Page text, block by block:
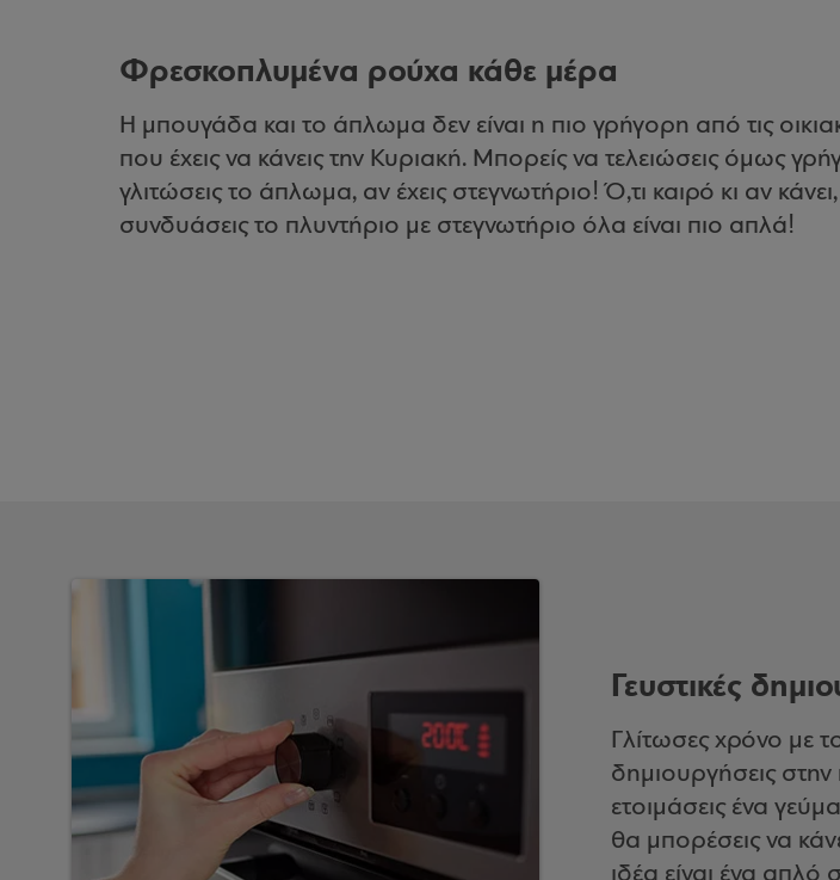
Φρεσκοπλυμένα ρούχα κάθε μέρα
Η μπουγάδα και το άπλωμα δεν είναι η πιο γρήγορη από τις
που έχεις να κάνεις την Κυριακή. Μπορείς να τελειώσεις όμως
γλιτώσεις το άπλωμα, αν έχεις στεγνωτήριο! Ό,τι καιρό κι αν
συνδυάσεις το πλυντήριο με στεγνωτήριο όλα είναι πιο απλά!
Γευστικές
Γλίτωσες χρόνο με
δημιουργήσεις
ετοιμάσεις ένα
θα μπορέσεις να